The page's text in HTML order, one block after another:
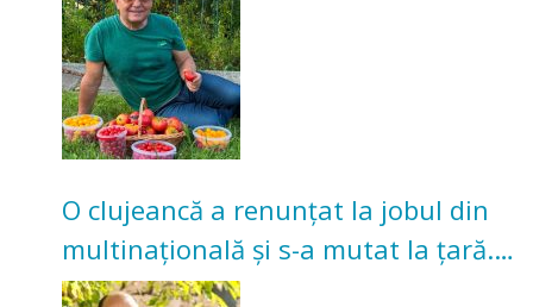
O clujeancă a renunțat la jobul din
multinațională și s-a mutat la țară.
Acum cultivă legume în grădina